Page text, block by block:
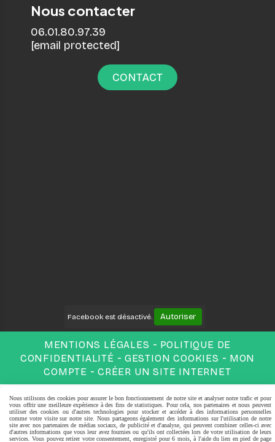
Nous contacter
06.01.80.97.39
[email protected]
CONTACT
Facebook est désactivé. Autoriser
MENTIONS LÉGALES
POLITIQUE DE
CONFIDENTIALITÉ
GESTION COOKIES
MON
COMPTE
CRÉER UN SITE INTERNET
Nous utilisons des cookies pour assurer le bon fonctionnement de notre site et analyser notre trafic et pour
vous offrir une meilleure expérience à des fins de statistiques. Pour cela, nos partenaires et nous peuvent
utiliser des cookies ou d'autres technologies pour stocker et accéder à des informations personnelles
comme votre visite sur notre site. Nous partageons également des informations sur l'utilisation de notre
site avec nos partenaires de médias sociaux, de publicité et d'analyse, qui peuvent combiner celles-ci avec
d'autres informations que vous leur avez fournies ou qu'ils ont collectées lors de votre utilisation de leurs
services. Vous pouvez retirer votre consentement, enregistré pour 6 mois, à l'aide du lien en pied de page